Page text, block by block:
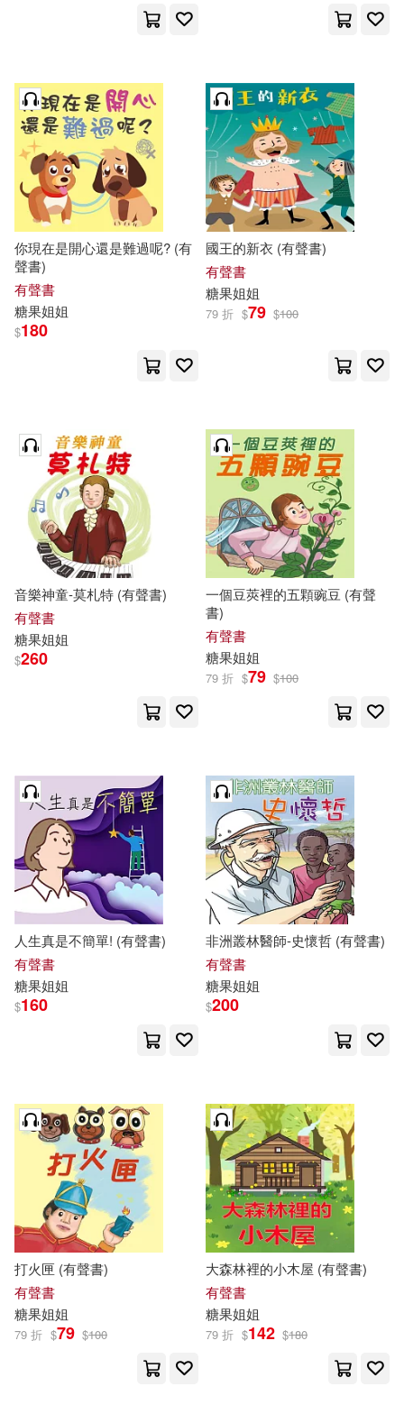
你現在是開心還是難過呢? (有
聲書)
有聲書
糖果姐姐
$180
國王的新衣 (有聲書)
有聲書
糖果姐姐
79 折 $79 $100
音樂神童-莫札特 (有聲書)
有聲書
糖果姐姐
$260
一個豆莢裡的五顆豌豆 (有聲
書)
有聲書
糖果姐姐
79 折 $79 $100
人生真是不簡單! (有聲書)
有聲書
糖果姐姐
$160
非洲叢林醫師-史懷哲 (有聲書)
有聲書
糖果姐姐
$200
打火匣 (有聲書)
有聲書
糖果姐姐
79 折 $79 $100
大森林裡的小木屋 (有聲書)
有聲書
糖果姐姐
79 折 $142 $180